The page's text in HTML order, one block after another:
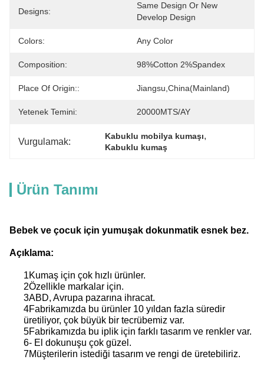
Designs:
Same Design Or New
Develop Design
Colors: Any Color
Composition: 98%cotton 2%spandex
Place Of Origin:: Jiangsu,China(Mainland)
Yetenek Temini: 20000MTS/AY
Vurgulamak: Kabuklu mobilya kumaşı,
Kabuklu kumaş
Ürün Tanımı
Bebek ve çocuk için yumuşak dokunmatik esnek bez.
Açıklama:
1Kumaş için çok hızlı ürünler.
2Özellikle markalar için.
3ABD, Avrupa pazarına ihracat.
4Fabrikamızda bu ürünler 10 yıldan fazla süredir
üretiliyor, çok büyük bir tecrübemiz var.
5Fabrikamızda bu iplik için farklı tasarım ve renkler var.
6- El dokunuşu çok güzel.
7Müşterilerin istediği tasarım ve rengi de üretebiliriz.